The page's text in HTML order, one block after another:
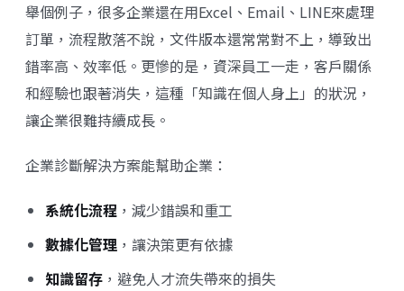
舉個例子，很多企業還在用Excel、Email、LINE來處理
訂單，流程散落不說，文件版本還常常對不上，導致出
錯率高、效率低。更慘的是，資深員工一走，客戶關係
和經驗也跟著消失，這種「知識在個人身上」的狀況，
讓企業很難持續成長。
企業診斷解決方案能幫助企業：
系統化流程 ，減少錯誤和重工
數據化管理 ，讓決策更有依據
知識留存 ，避免人才流失帶來的損失